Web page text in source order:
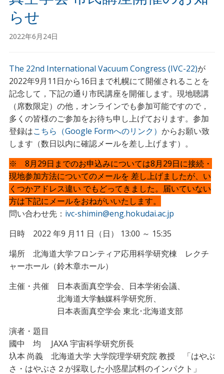
らせ
2022年6月24日
The 22nd International Vacuum Congress (IVC-22)が
2022年9月11日から16日まで札幌にて開催されることを
記念して，下記の通り市民講座を開催します。現地聴講
（席数限定）の他，オンラインでも参加可能ですので，
多くの皆様のご参加をお待ち申し上げております。参加
登録はこちら（Google Formへのリンク） からお願い致
します（数日以内に確認メールを差し上げます）。
※ 8月29日までのお申込みについては8月29日に接続・
現地参加方法についてのメールを 差し上げましたが、い
くつかアドレス違い でもどってきました。届いていない
方は下記にメールをおねがいいたします。
問い合わせ先： ivc-shimin@eng.hokudai.ac.jp
日時 2022 年9 月11 日（日） 13:00 ～ 15:35
場所 北海道大学フロンティア応用科学研究棟 レクチ
ャーホール（鈴木章ホール）
主催・共催 日本表面真空学会、日本学術会議、
北海道大学触媒科学研究所、
日本表面真空学会 東北･北海道支部
演者・題目
國中 均 JAXA 宇宙科学研究所長
圦本 尚義 北海道大学 大学院理学研究院 教授 「はやぶ
さ・はやぶさ２が採取した小惑星試料のインパクト」